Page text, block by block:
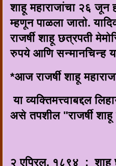
शाहू महाराजांचा २६ जून
म्हणून पाळला जातो.
राजर्षी शाहू छत्रपती
रुपये आणि सन्मानचिन्ह
*आज राजर्षी शाहू
या व्यक्तिमत्त्वाबद्दल
असे तपशील "राजर्षी
२ एप्रिल, १८९४ : शाहू